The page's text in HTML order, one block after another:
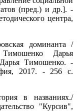
(пред.) и др.]. -
центра,
доминанта /
Дарья
Тимошенко. -
2017. - 256 с.
в названиях./
"Курсив",